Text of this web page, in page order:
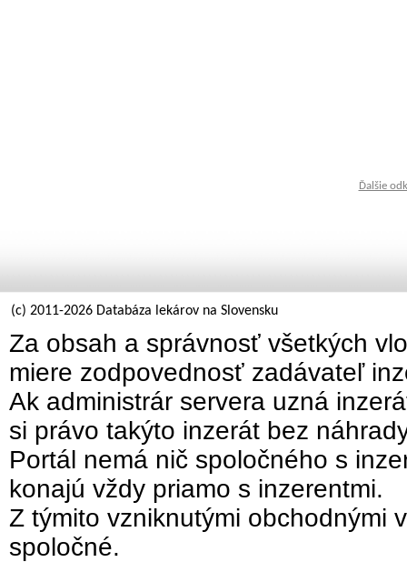
Ďalšie
(c) 2011-2026 Databáza lekárov na Slovensku
Za obsah a správnosť všetkých
miere zodpovednosť zadávateľ
Ak administrár servera uzná
si právo takýto inzerát bez
Portál nemá nič spoločného s
konajú vždy priamo s inzerentmi.
Z týmito vzniknutými obchodnými
spoločné.